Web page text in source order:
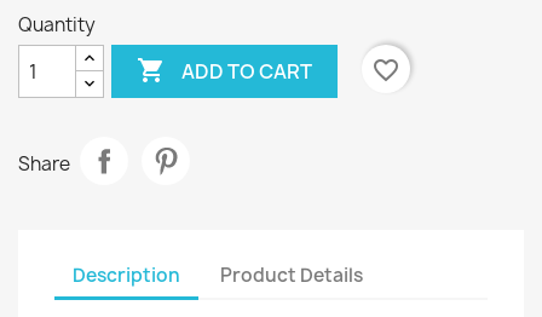
Quantity
 ADD TO CART favorite_border
Share
Description Product Details